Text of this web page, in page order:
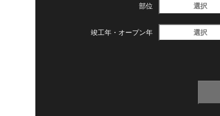
部位 選択
竣工年・ オープン年 選択